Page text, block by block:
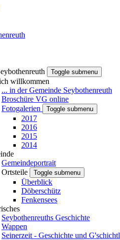
Toggle submenu
willkommen
... in der Gemeinde Seybothenreuth
Broschüre VG online
Fotogalerien
Toggle submenu
2017
2016
2015
2014
Gemeindeportrait
Ortsteile
Toggle submenu
Überblick
Döberschütz
Fenkensees
Seybothenreuths Geschichte
Wappen
Seinerzeit - Geschichte und